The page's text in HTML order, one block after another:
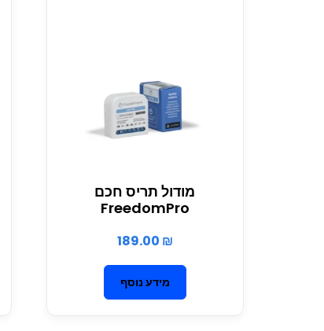
מודול תריס חכם
FreedomPro
189.00 ₪
מידע נוסף